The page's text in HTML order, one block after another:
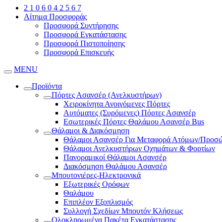
2 1 0 6 0 4 2 5 6 7
Αίτημα Προσφοράς
Προσφορά Συντήρησης
Προσφορά Εγκατάστασης
Προσφορά Πιστοποίησης
Προσφορά Επισκευής
MENU
Προϊόντα
Πόρτες Ασανσέρ (Ανελκυστήρων)
Χειροκίνητα Ανοιγόμενες Πόρτες
Αυτόματες (Συρόμενες) Πόρτες Ασανσέρ
Εσωτερικές Πόρτες Θαλάμου Ασανσέρ Bus
Θάλαμοι & Διακόσμηση
Θάλαμοι Ασανσέρ Για Μεταφορά Ατόμων/
Θάλαμοι Ανελκυστήρων Οχημάτων & Φορτίων
Πανοραμικοί Θάλαμοι Ασανσέρ
Διακόσμηση Θαλάμου Ασανσέρ
Μπουτονιέρες-Ηλεκτρονικά
Εξωτερικές Ορόφων
Θαλάμου
Επιπλέον Εξοπλισμός
Συλλογή Σχεδίων Μπουτόν Κλήσεως
Ολοκληρωμένα Πακέτα Εγκατάστασης